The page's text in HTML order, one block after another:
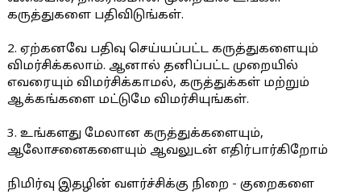
கருத்துகளை பதிவிடுங்கள்.
2. ஏற்கனவே பதிவு செய்யப்பட்ட கருத்துகளையும்
விமர்சிக்கலாம். ஆனால் தனிப்பட்ட முறையில்
எவரையும் விமர்சிக்காமல், கருத்துக்கள் மற்றும்
ஆக்கங்களை மட்டுமே விமர்சியுங்கள்.
3. உங்களது மேலான கருத்துக்களையும்,
ஆலோசனைகளையும் ஆவலுடன் எதிர்பார்கிறோம்
நிமிர்வு இதழின் வளர்ச்சிக்கு நிறை - குறைகளை